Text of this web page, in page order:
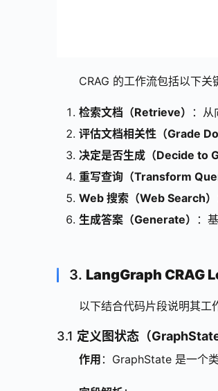
CRAG 的工作流包括以下关
检索文档（Retrieve）
：从
评估文档相关性（Grade
决定是否生成（Decide to
重写查询（Transform
Web 搜索（Web Search）
生成答案（Generate）
：
3. LangGraph CRAG
以下结合代码片段说明其工
3.1 定义图状态（GraphState
作用 ：GraphState 是一个